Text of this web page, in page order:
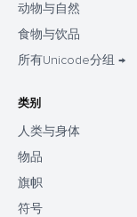
动物与自然
食物与饮品
所有Unicode分组 →
类别
人类与身体
物品
旗帜
符号